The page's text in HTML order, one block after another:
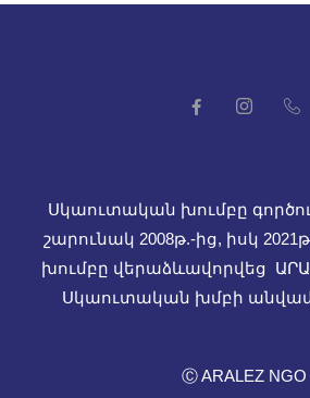
Սկաուտական խումբը
շարունակ 2008թ.-ից, իսկ
խումբը վերաձևավորվեց
Սկաուտական խմբի
Ⓒ ARALEZ NGO